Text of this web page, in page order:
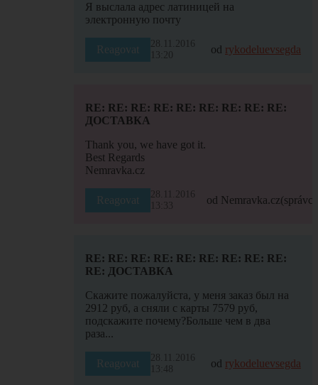
Я выслала адрес латиницей на
электронную почту
Reagovat
28.11.2016
13:20
od rykodeluevsegda
RE: RE: RE: RE: RE: RE: RE: RE: RE:
ДОСТАВКА
Thank you, we have got it.
Best Regards
Nemravka.cz
Reagovat
28.11.2016
od Nemravka.cz
RE: RE: RE: RE: RE: RE: RE: RE: RE:
RE: ДОСТАВКА
Скажите пожалуйста, у меня заказ был на
2912 руб, а сняли с карты 7579 руб,
подскажите почему?Больше чем в два
раза...
Reagovat
28.11.2016
13:48
od rykodeluevsegda